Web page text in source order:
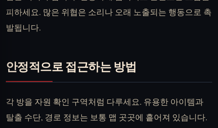
피하세요. 많은 위협은 소리나 오래 노출되는 행동으로 촉
발됩니다.
안정적으로 접근하는 방법
각 방을 자원 확인 구역처럼 다루세요. 유용한 아이템과
탈출 수단, 경로 정보는 보통 맵 곳곳에 흩어져 있습니다.